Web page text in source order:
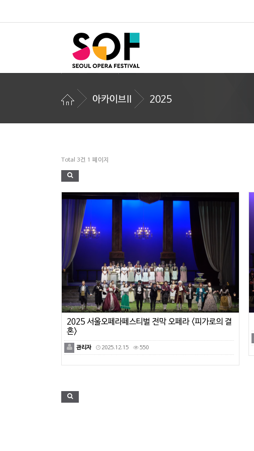
아카이브II 2025
Total 3건 1 페이지
2025 서울오페라페스티벌 전막 오페라 <피가로의 결
혼>
관리자 2025.12.15 550